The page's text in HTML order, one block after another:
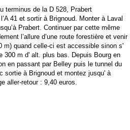
terminus de la D 528, Prabert
41 et sortir à Brignoud. Monter à Laval
Prabert. Continuer par cette même
l’allure d’une route forestière et venir
m) quand celle-ci est accessible sinon s'
300 m d' alt. plus bas. Depuis Bourg en
en passant par Belley puis le tunnel du
sortie à Brignoud et montez jusqu' à
aller-retour : 9,40 euros.